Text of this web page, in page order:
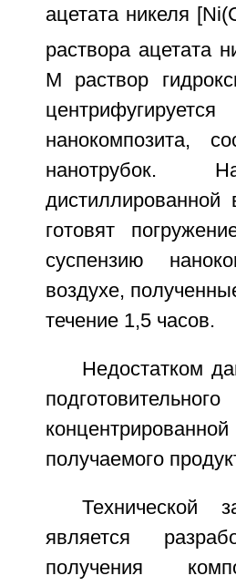
ацетата никеля
раствора ацетата
М раствор
нанокомпозита,
нанотрубок.
готовят
суспензию
воздухе,
течение 1,5 часов.
Недостатком
получаемого
Технической
является
получения